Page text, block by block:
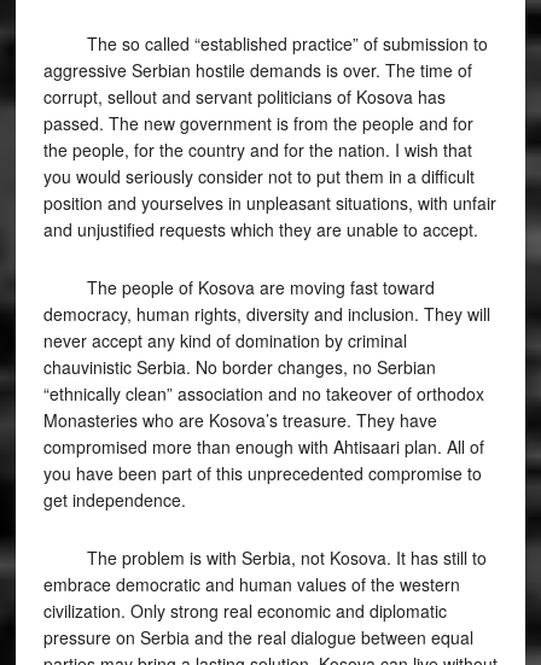
The so called “established practice” of submission to
aggressive Serbian hostile demands is over. The time of
corrupt, sellout and servant politicians of Kosova has
passed. The new government is from the people and for
the people, for the country and for the nation. I wish that
you would seriously consider not to put them in a difficult
position and yourselves in unpleasant situations, with unfair
and unjustified requests which they are unable to accept.
The people of Kosova are moving fast toward
democracy, human rights, diversity and inclusion. They will
never accept any kind of domination by criminal
chauvinistic Serbia. No border changes, no Serbian
“ethnically clean” association and no takeover of orthodox
Monasteries who are Kosova’s treasure. They have
compromised more than enough with Ahtisaari plan. All of
you have been part of this unprecedented compromise to
get independence.
The problem is with Serbia, not Kosova. It has still to
embrace democratic and human values of the western
civilization. Only strong real economic and diplomatic
pressure on Serbia and the real dialogue between equal